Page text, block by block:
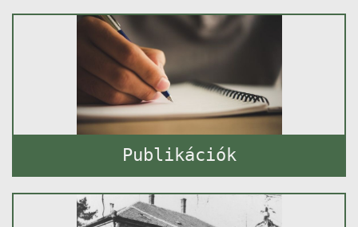
Publikációk